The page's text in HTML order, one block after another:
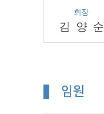
회장
김양순
임원